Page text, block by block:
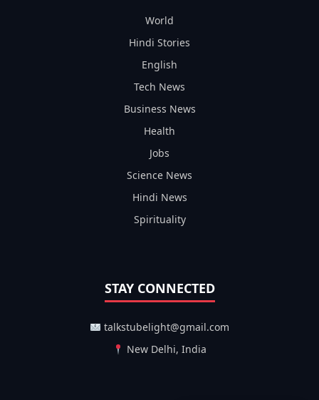
World
Hindi Stories
English
Tech News
Business News
Health
Jobs
Science News
Hindi News
Spirituality
STAY CONNECTED
talkstubelight@gmail.com
New Delhi, India